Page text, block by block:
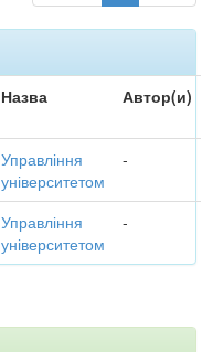
Назва Автор(и)
Управління
університетом
-
Управління
університетом
-